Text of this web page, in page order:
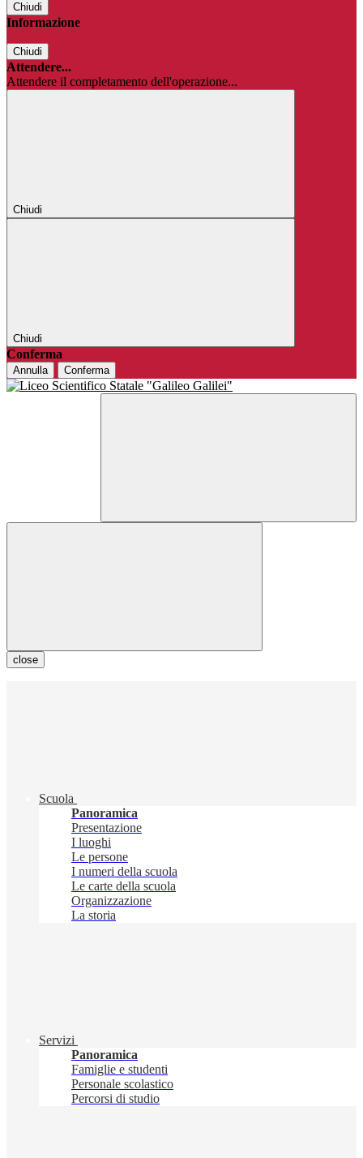
Chiudi
Informazione
Chiudi
Attendere...
Attendere il completamento dell'operazione...
Chiudi
Chiudi
Conferma
Annulla Conferma
close
Scuola
Panoramica
Presentazione
I luoghi
Le persone
I numeri della scuola
Le carte della scuola
Organizzazione
La storia
Servizi
Panoramica
Famiglie e studenti
Personale scolastico
Percorsi di studio